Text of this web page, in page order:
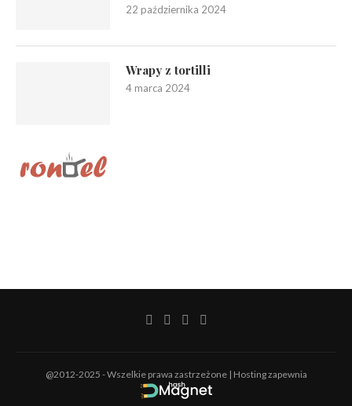
22 października 2024
Wrapy z tortilli
4 marca 2024
@2012-2025 - Wszelkie prawa zastrzeżone | Hosting zapewnia